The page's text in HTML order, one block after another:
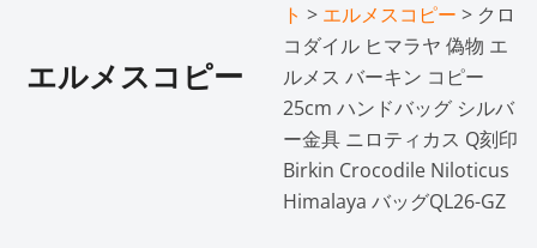
エルメスコピー
ト > エルメスコピー > クロ
コダイル ヒマラヤ 偽物 エ
ルメス バーキン コピー
25cm ハンドバッグ シルバ
ー金具 ニロティカス Q刻印
Birkin Crocodile Niloticus
Himalaya バッグQL26-GZ